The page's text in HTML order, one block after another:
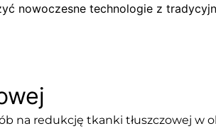
nowoczesne technologie z
na redukcję tkanki tłuszczowej